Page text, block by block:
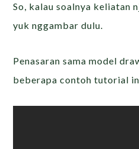
So, kalau soalnya keliatan
yuk nggambar dulu.
Penasaran sama model
beberapa contoh tutorial